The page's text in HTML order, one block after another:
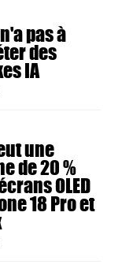
pas à
des
IA
une
de 20 %
OLED
18 Pro et